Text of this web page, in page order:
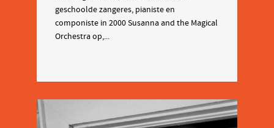
geschoolde zangeres, pianiste en
componiste in 2000 Susanna and the Magical
Orchestra op,...